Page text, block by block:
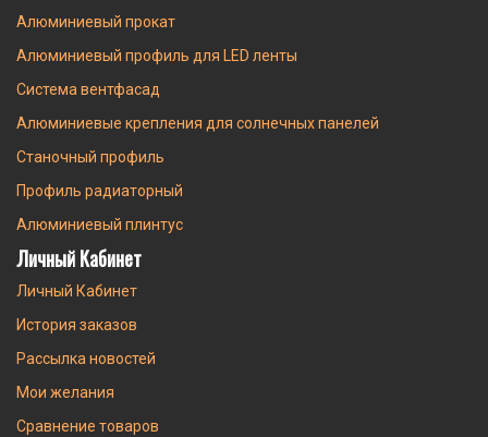
Алюминиевый прокат
Алюминиевый профиль для LED ленты
Система вентфасад
Алюминиевые крепления для солнечных панелей
Станочный профиль
Профиль радиаторный
Алюминиевый плинтус
Личный Кабинет
Личный Кабинет
История заказов
Рассылка новостей
Мои желания
Сравнение товаров